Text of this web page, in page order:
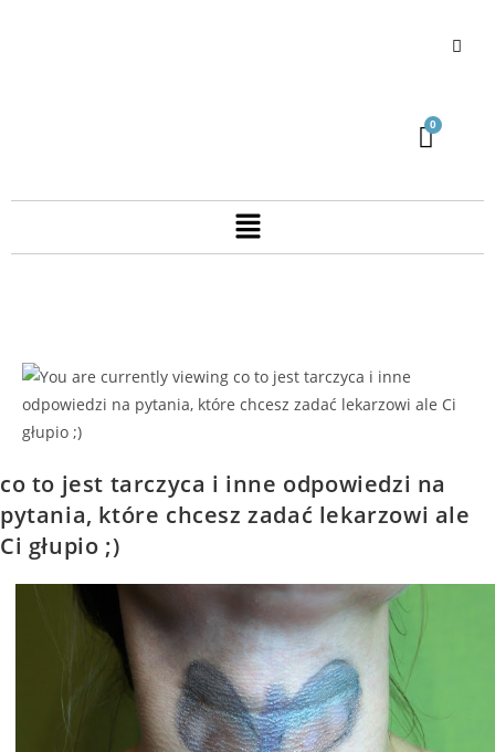
co to jest tarczyca i inne odpowiedzi na
pytania, które chcesz zadać lekarzowi ale
Ci głupio ;)